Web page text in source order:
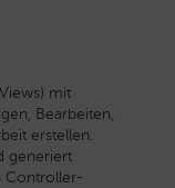
mit
Bearbeiten,
erstellen.
generiert
Controller-